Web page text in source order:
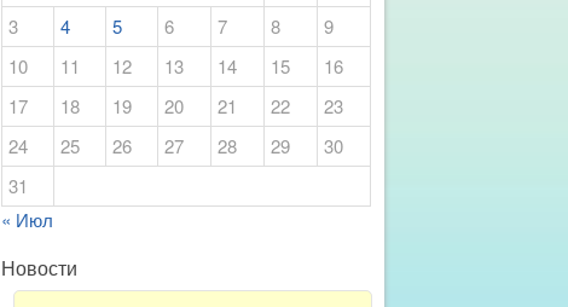
3
4 5 6 7 8
9
10
11 12 13 14 15
16
17
18 19 20 21 22
23
24
25 26 27 28 29
30
31
« Июл
Новости